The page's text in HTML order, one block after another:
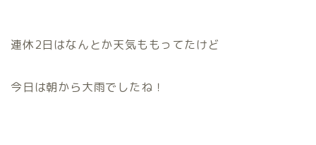
連休2日はなんとか天気ももってたけど
今日は朝から大雨でしたね！